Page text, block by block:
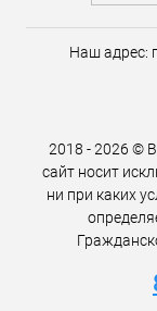
Наш адрес:
2018 - 2026 ©
сайт носит
ни при каких